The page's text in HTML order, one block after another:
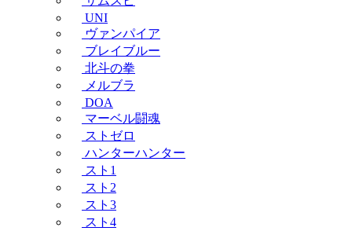
UNI
ヴァンパイア
ブレイブルー
北斗の拳
メルブラ
DOA
マーベル闘魂
ストゼロ
ハンターハンター
スト1
スト2
スト3
スト4